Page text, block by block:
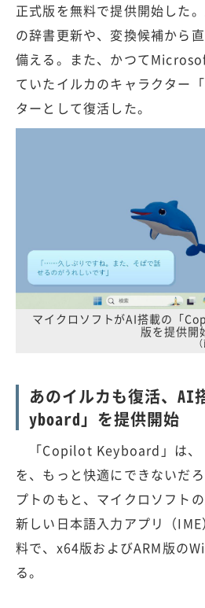
正式版を無料で提供開始した
の辞書更新や、変換候補から
備える。また、かつて
ていたイルカのキャラクター
ターとして復活した。
マイクロソフトがAI搭載の「
版を提供開
あのイルカも復活、
yboard」を提供開始
「Copilot Keyboard」は、
を、もっと快適にできないだ
プトのもと、マイクロソフト
新しい日本語入力アプリ（
料で、x64版およびARM版の
る。